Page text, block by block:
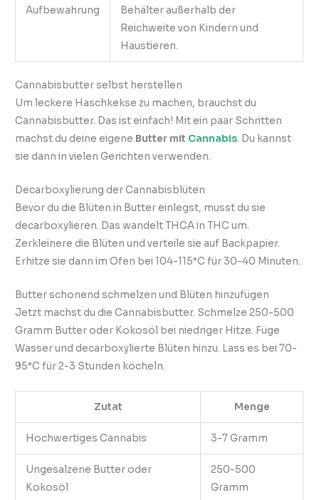
Aufbewahrung
Behälter außerhalb der
Reichweite von Kindern und
Haustieren.
Cannabisbutter selbst herstellen
Um leckere Haschkekse zu machen, brauchst du
Cannabisbutter. Das ist einfach! Mit ein paar Schritten
machst du deine eigene Butter mit Cannabis. Du kannst
sie dann in vielen Gerichten verwenden.
Decarboxylierung der Cannabisblüten
Bevor du die Blüten in Butter einlegst, musst du sie
decarboxylieren. Das wandelt THCA in THC um.
Zerkleinere die Blüten und verteile sie auf Backpapier.
Erhitze sie dann im Ofen bei 104-115°C für 30-40 Minuten.
Butter schonend schmelzen und Blüten hinzufügen
Jetzt machst du die Cannabisbutter. Schmelze 250-500
Gramm Butter oder Kokosöl bei niedriger Hitze. Füge
Wasser und decarboxylierte Blüten hinzu. Lass es bei 70-
95°C für 2-3 Stunden köcheln.
Zutat Menge
Hochwertiges Cannabis 3-7 Gramm
Ungesalzene Butter oder
Kokosöl
250-500
Gramm